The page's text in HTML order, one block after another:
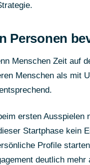
Personen
Menschen Zeit auf
Menschen als mit
ersten
Startphase kein
Profile
deutlich